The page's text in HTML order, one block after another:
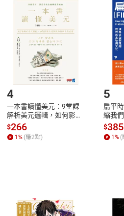
點選「瀏覽訂單明細」 「申請
貨。
付款方式
Payment
號，下載書籍後看書
4
一本書讀懂美元：9堂課
解析美元邏輯，如何影響
全球經濟和每個人的投資
【電子書】
$266
1% (賺2點)
5
扁平
縮我
子書】
$385
1% (